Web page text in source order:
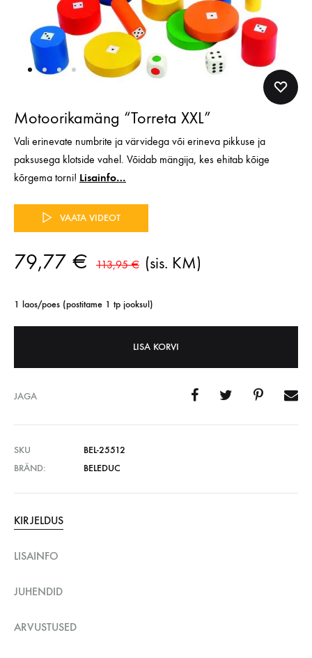
Motoorikamäng “Torreta XXL”
Vali erinevate numbrite ja värvidega või erineva pikkuse ja
paksusega klotside vahel. Võidab mängija, kes ehitab kõige
kõrgema torni! Lisainfo…
VAATA VIDEOT
79,77 € 113,95€ (sis. KM)
1 laos/poes (postitame 1 tp jooksul)
LISA KORVI
JAGA
SKU
BEL-25512
BRÄND:
BELEDUC
KIRJELDUS
LISAINFO
JUHENDID
ARVUSTUSED